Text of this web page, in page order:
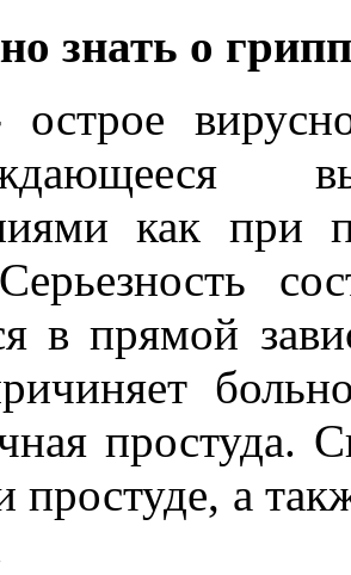
знать о
острое
как при
в прямой
простуда.
простуде, а